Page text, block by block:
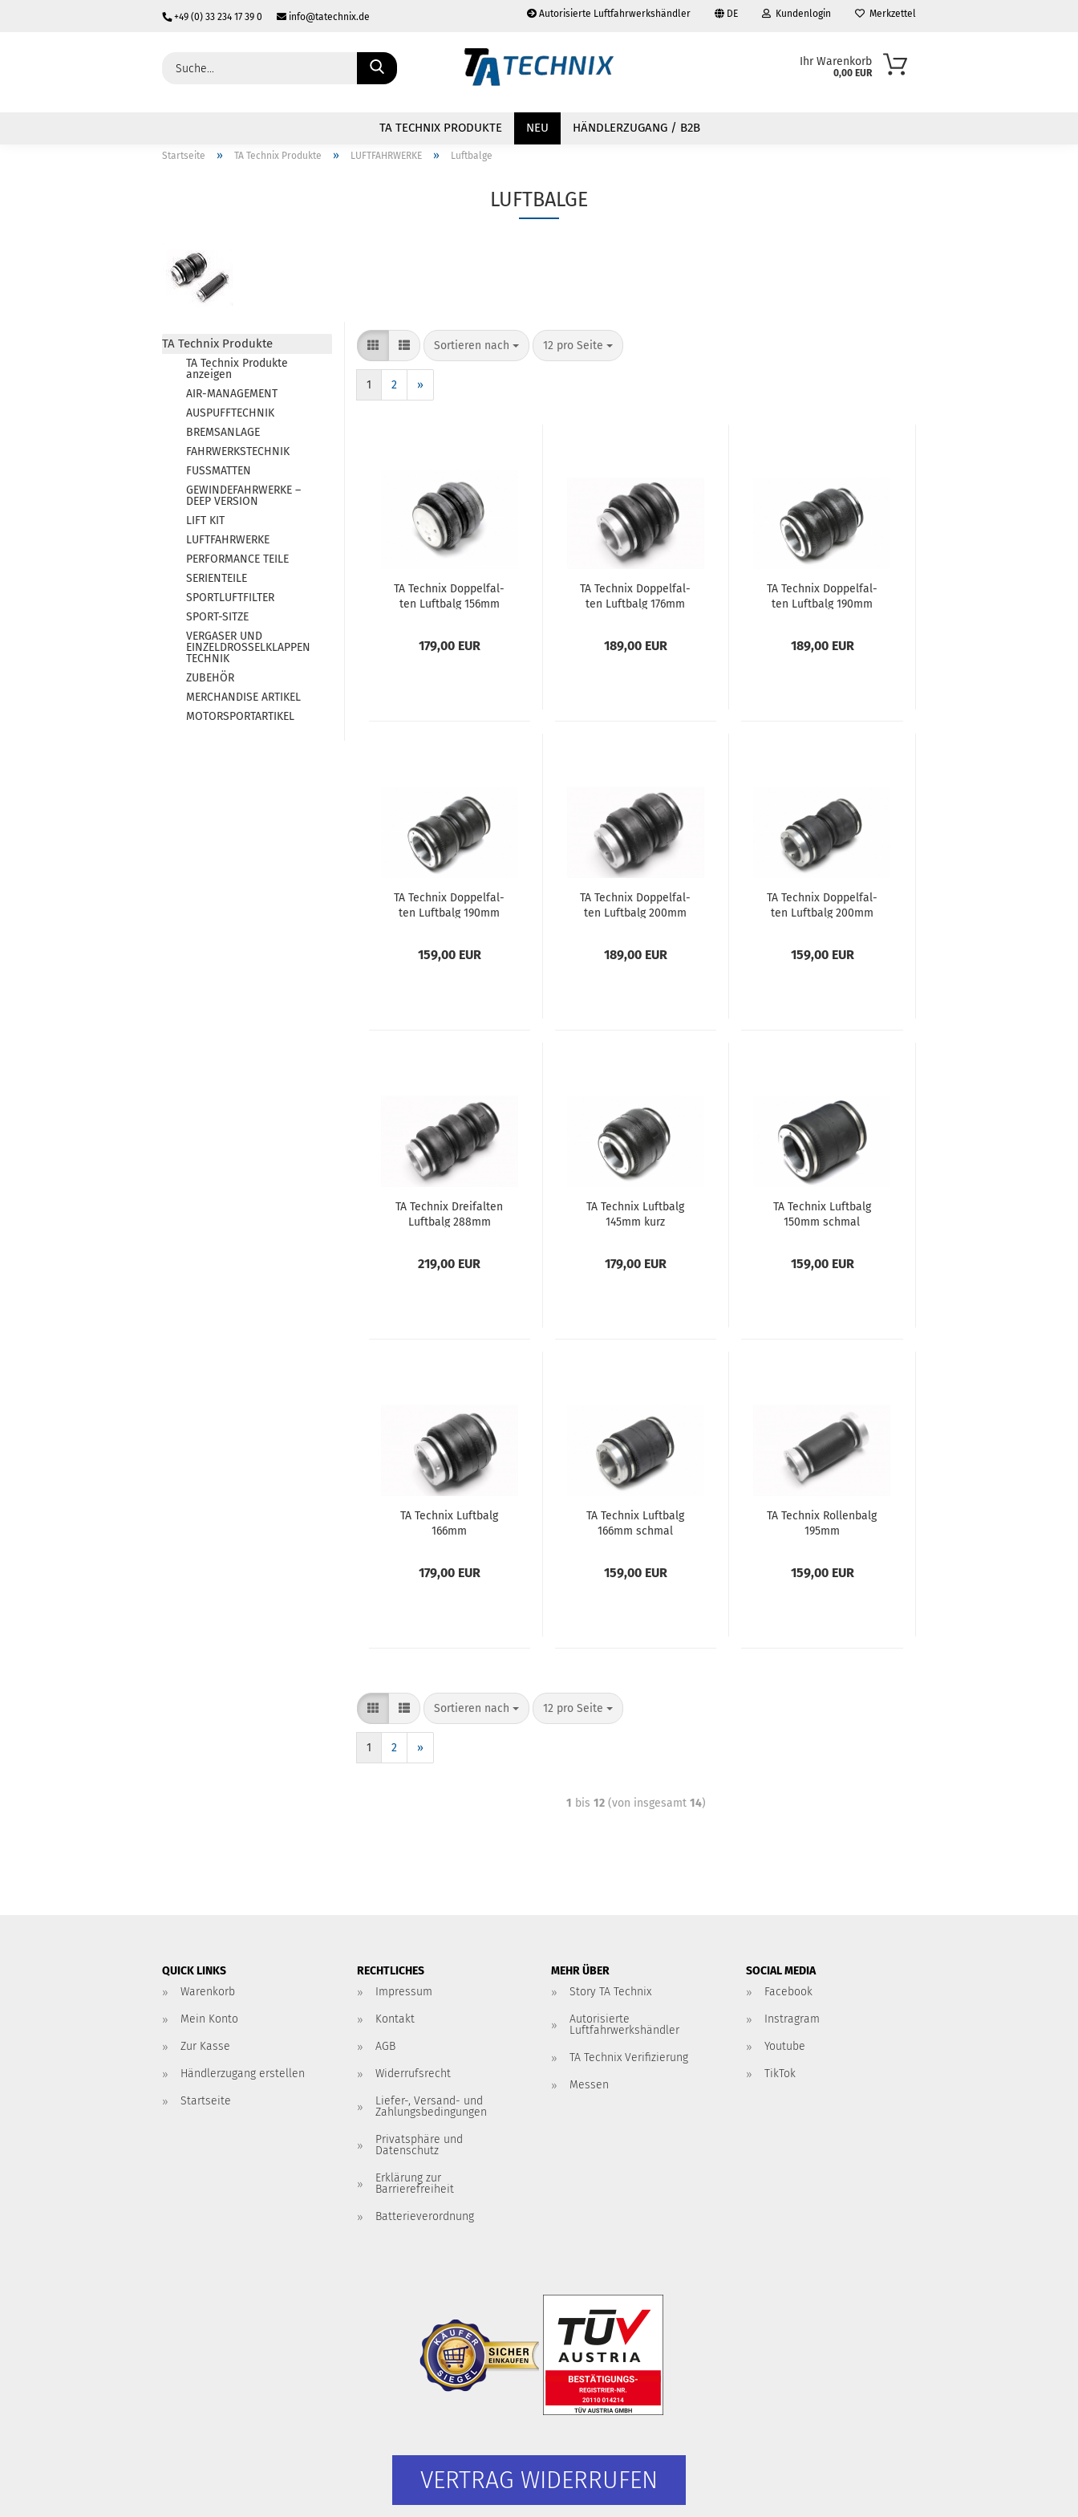
+49 (0) 33 234 17 39 0 info@tatechnix.de Autorisierte Luftfahrwerkshändler DE
Sprache auswählen
Kundenlogin Merkzettel
Ihr Warenkorb
0,00 EUR
TA TECHNIX PRODUKTE NEU HÄNDLERZUGANG / B2B
Startseite » TA Technix Produkte » LUFTFAHRWERKE » Luftbalge
LUFTBALGE
TA Technix Produkte
TA Technix Produkte
anzeigen
AIR-MANAGEMENT
AUSPUFFTECHNIK
BREMSANLAGE
FAHRWERKSTECHNIK
FUSSMATTEN
GEWINDEFAHRWERKE –
DEEP VERSION
LIFT KIT
LUFTFAHRWERKE
PERFORMANCE TEILE
SERIENTEILE
SPORTLUFTFILTER
SPORT-SITZE
VERGASER UND
EINZELDROSSELKLAPPEN
TECHNIK
ZUBEHÖR
MERCHANDISE ARTIKEL
MOTORSPORTARTIKEL
Sortieren nach 12 pro Seite
1 2 »
TA Tech­nix Dop­pel­fal­
ten Luft­balg 156mm
179,00 EUR
TA Tech­nix Dop­pel­fal­
ten Luft­balg 176mm
189,00 EUR
TA Tech­nix Dop­pel­fal­
ten Luft­balg 190mm
189,00 EUR
TA Tech­nix Dop­pel­fal­
ten Luft­balg 190mm
159,00 EUR
TA Tech­nix Dop­pel­fal­
ten Luft­balg 200mm
189,00 EUR
TA Tech­nix Dop­pel­fal­
ten Luft­balg 200mm
159,00 EUR
TA Tech­nix Drei­fal­ten
Luft­balg 288mm
219,00 EUR
TA Tech­nix Luft­balg
145mm kurz
179,00 EUR
TA Tech­nix Luft­balg
150mm schmal
159,00 EUR
TA Tech­nix Luft­balg
166mm
179,00 EUR
TA Tech­nix Luft­balg
166mm schmal
159,00 EUR
TA Tech­nix Rol­len­balg
195mm
159,00 EUR
Sortieren nach 12 pro Seite
1 2 »
1 bis12 (von insgesamt14)
QUICK LINKS
Warenkorb
Mein Konto
Zur Kasse
Händlerzugang erstellen
Startseite
RECHTLICHES
Impressum
Kontakt
AGB
Widerrufsrecht
Liefer-, Versand- und
Zahlungsbedingungen
Privatsphäre und
Datenschutz
Erklärung zur
Barrierefreiheit
Batterieverordnung
MEHR ÜBER
Story TA Technix
Autorisierte
Luftfahrwerkshändler
TA Technix Verifizierung
Messen
SOCIAL MEDIA
Facebook
Instragram
Youtube
TikTok
VERTRAG WIDERRUFEN